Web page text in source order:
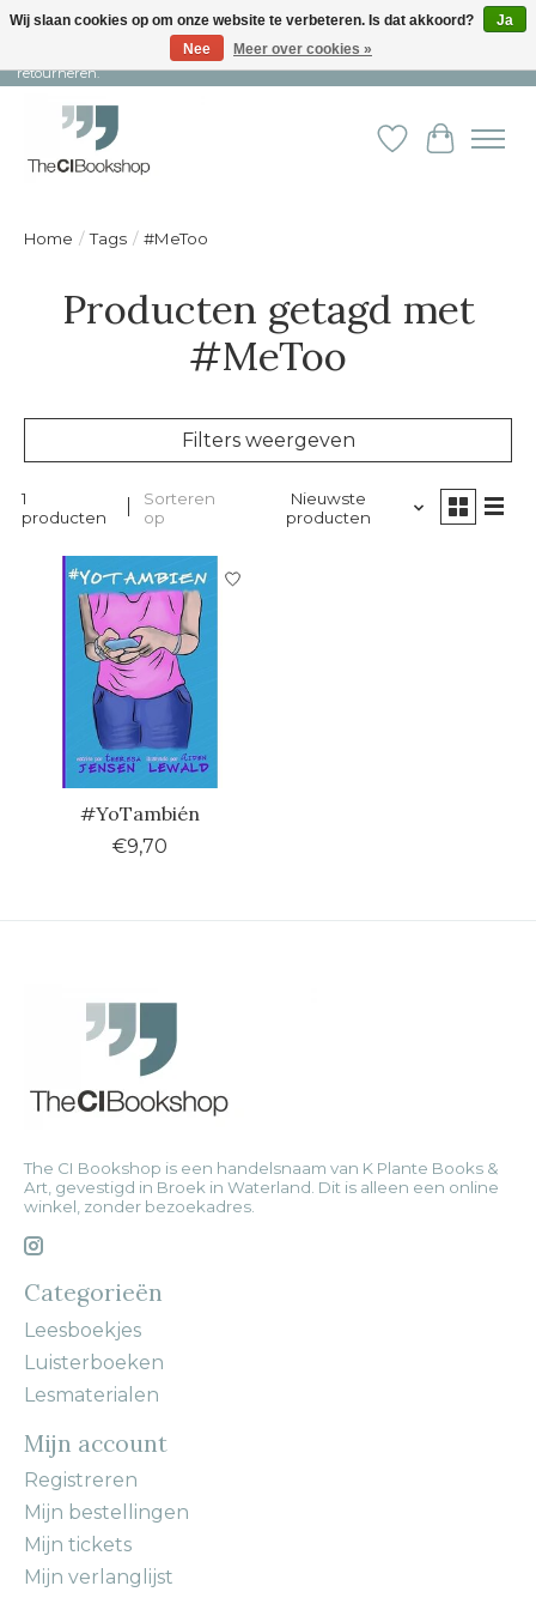
Snelle levering en persoonlijke service ︱ Niet goed? Geld terug! ︱ Gratis
retourneren.
Verlanglijst
Home / Tags / #MeToo
Producten getagd met
#MeToo
Filters weergeven
1
producten
Sorteren
op
Nieuwste
producten
#YoTambién
€9,70
The CI Bookshop is een handelsnaam van K Plante Books &
Art, gevestigd in Broek in Waterland. Dit is alleen een online
winkel, zonder bezoekadres.
Categorieën
Leesboekjes
Luisterboeken
Lesmaterialen
Mijn account
Registreren
Mijn bestellingen
Mijn tickets
Mijn verlanglijst
Wij slaan cookies op om onze website te verbeteren. Is dat akkoord?
Ja
Nee
Meer over cookies »